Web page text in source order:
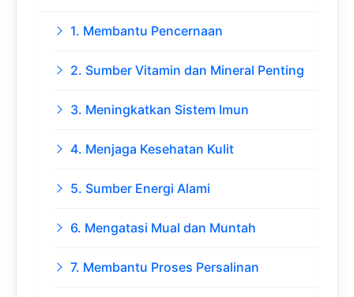
1. Membantu Pencernaan
2. Sumber Vitamin dan Mineral Penting
3. Meningkatkan Sistem Imun
4. Menjaga Kesehatan Kulit
5. Sumber Energi Alami
6. Mengatasi Mual dan Muntah
7. Membantu Proses Persalinan